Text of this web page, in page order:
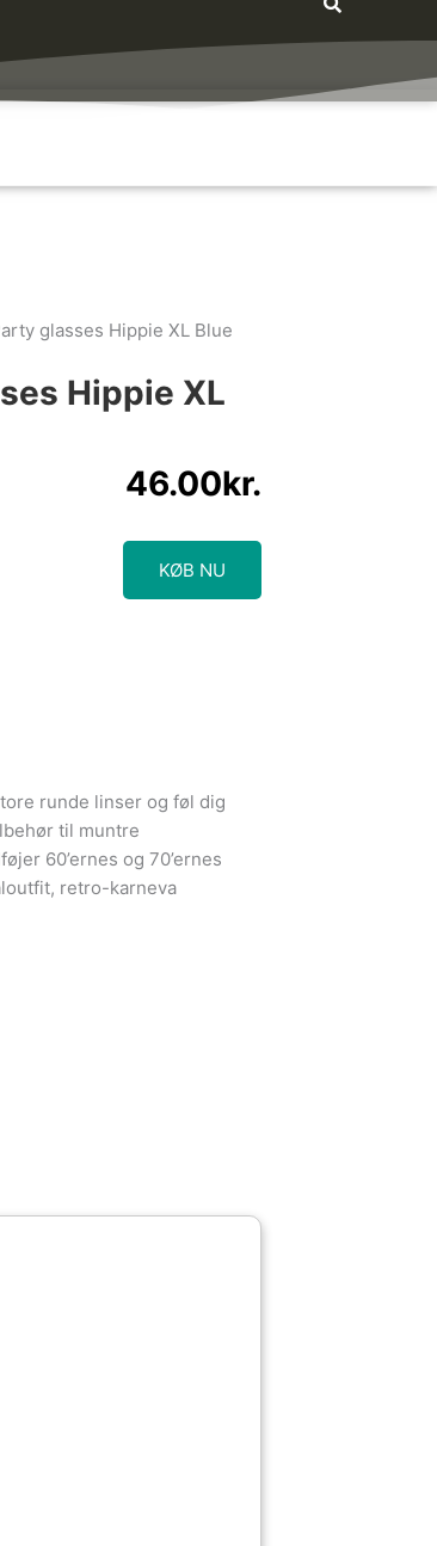
glasses Hippie XL Blue
Hippie XL
46.00kr.
KØB NU
runde linser og føl dig
til muntre
60’ernes og 70’ernes
retro-karneva